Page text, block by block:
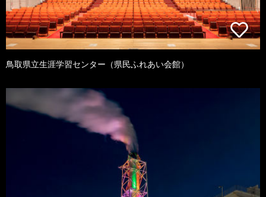
鳥取県立生涯学習センター（県民ふれあい会館）